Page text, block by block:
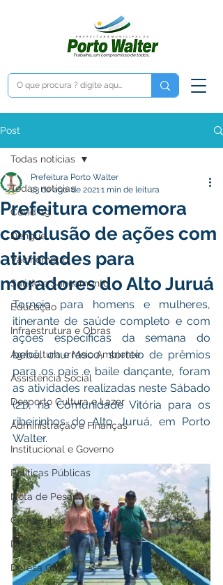
Post
Todas notícias
Covid-19
Dengue
Vacinômetro
Saúde e Saneamento
Educação
Infraestrutura e Obras
Agricultura e Meio Ambiente
Assistência Social
Desporto Cultura e Lazer
Administração e Finanças
Institucional e Governo
Políticas Públicas
Nota de Pesar
Campanhas
Datas Comemorativas
Defesa Civil
Todas notícias
Prefeitura comemora
conclusão de ações com
atividades para
moradores do Alto Juruá
Prefeitura Porto Walter
23 de ago. de 20211 min de leitura
Torneio para homens e mulheres,
itinerante de saúde completo e com
ações específicas da semana do
bebê, churrasco, sorteio de prêmios
para os pais e baile dançante, foram
as atividades realizadas neste Sábado
(21), na Comunidade Vitória para os
ribeirinhos do Alto Juruá, em Porto
Walter.